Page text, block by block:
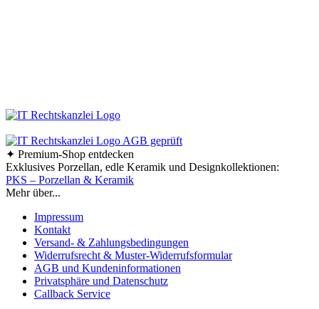
✦ Premium-Shop entdecken
Exklusives Porzellan, edle Keramik und Designkollektionen:
PKS – Porzellan & Keramik
Mehr über...
Impressum
Kontakt
Versand- & Zahlungsbedingungen
Widerrufsrecht & Muster-Widerrufsformular
AGB und Kundeninformationen
Privatsphäre und Datenschutz
Callback Service